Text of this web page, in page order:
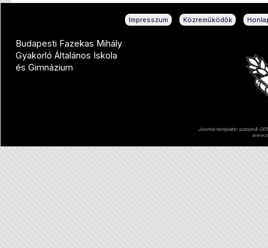
Impresszum Közreműködők
Budapesti Fazekas Mihály
Gyakorló Általános Iskola
és Gimnázium
Joomla template: szsnjm4-